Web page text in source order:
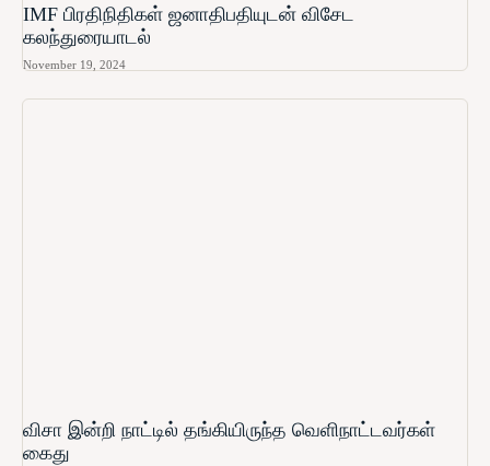
IMF பிரதிநிதிகள் ஜனாதிபதியுடன் விசேட
கலந்துரையாடல்
November 19, 2024
விசா இன்றி நாட்டில் தங்கியிருந்த வெளிநாட்டவர்கள்
கைது